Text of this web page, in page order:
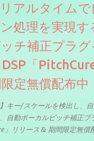
アルタイムで
処理を実現す
チ補正プラグ
「
定無償配布中
キー/スケールを検出し、
自動ボーカルピッチ補正プ
」リリース & 期間限定無償